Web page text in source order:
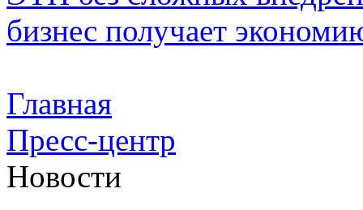
бизнес получает
Главная
Пресс-центр
Новости